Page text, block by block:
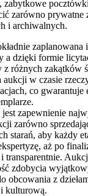
zabytkowe
zarówno prywatne
i archiwalnych.
a dzięki formie
z różnych zakątków
aukcji w czasie
co gwarantuje
zapewnienie
zarówno
starań, aby każdy
aż po
i transparentnie.
zdobycia
obcowania z
kulturową.